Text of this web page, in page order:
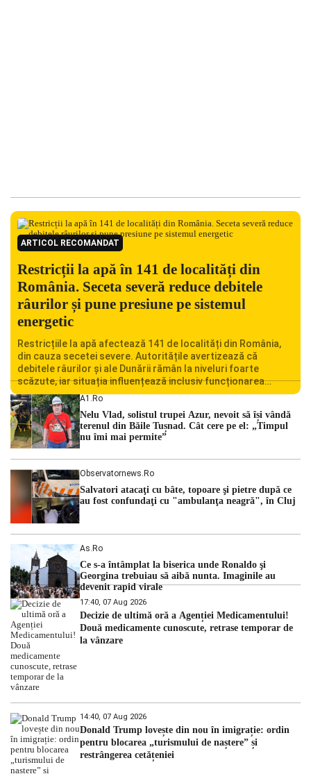
ARTICOL RECOMANDAT
Restricții la apă în 141 de localități din
România. Seceta severă reduce debitele
râurilor și pune presiune pe sistemul
energetic
Restricțiile la apă afectează 141 de localități din România,
din cauza secetei severe. Autoritățile avertizează că
debitele râurilor și ale Dunării rămân la niveluri foarte
scăzute, iar situația influențează inclusiv funcționarea
Centralei Nucleare de la Cernavodă. România se confruntă
cu una dintre cele mai dificile perioade din punct de vedere
hidrologic din ultimii ani. Lipsa […]
A1.ro
Nelu Vlad, solistul trupei Azur, nevoit să își vândă
terenul din Băile Tușnad. Cât cere pe el: „Timpul
nu îmi mai permite”
Observatornews.ro
Salvatori atacaţi cu bâte, topoare şi pietre după ce
au fost confundaţi cu "ambulanţa neagră", în Cluj
As.ro
Ce s-a întâmplat la biserica unde Ronaldo şi
Georgina trebuiau să aibă nunta. Imaginile au
devenit rapid virale
17:40, 07 Aug 2026
Decizie de ultimă oră a Agenției Medicamentului!
Două medicamente cunoscute, retrase temporar de
la vânzare
14:40, 07 Aug 2026
Donald Trump lovește din nou în imigrație: ordin
pentru blocarea „turismului de naștere” și
restrângerea cetățeniei